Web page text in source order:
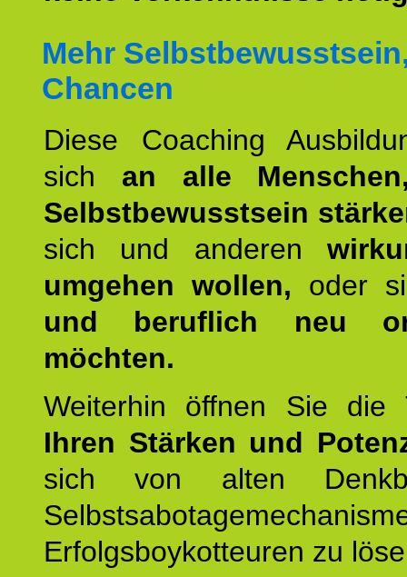
Mehr
Chancen
Diese Coaching
sich an alle
Selbstbewusstsein
sich und anderen
umgehen wollen, oder
und beruflich neu
möchten.
Weiterhin öffnen Sie
Ihren Stärken und
sich von alten
Erfolgsboykotteuren zu